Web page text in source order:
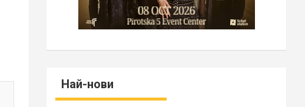
Най-нови